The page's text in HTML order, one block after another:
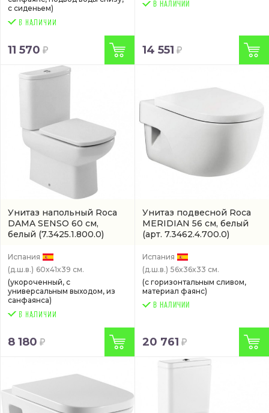
с сиденьем)
11 570
В НАЛИЧИИ
14 551
Унитаз напольный Roca
DAMA SENSO 60 см,
белый (7.3425.1.800.0)
Испания
(д.ш.в.) 60x41x39 см.
(укороченный, с
универсальным выходом, из
санфаянса)
8 180
Унитаз подвесной Roca
MERIDIAN 56 см, белый
(арт. 7.3462.4.700.0)
Испания
(д.ш.в.) 56x36x33 см.
(с горизонтальным сливом,
материал фаянс)
В НАЛИЧИИ
20 761